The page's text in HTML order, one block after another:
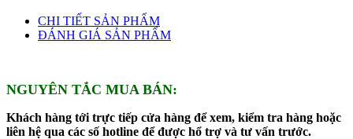
CHI TIẾT SẢN PHẨM
ĐÁNH GIÁ SẢN PHẨM
NGUYÊN TẮC MUA BÁN:
Khách hàng tới trực tiếp cửa hàng để xem, kiểm tra hàng hoặc
liên hệ qua các số hotline để được hổ trợ và tư vấn trước.